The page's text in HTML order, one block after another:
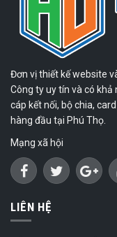
Đơn vị thiết kế website
Công ty uy tín và có
cáp kết nối, bộ chia,
hàng đầu tại Phú Thọ.
Mạng xã hội
LIÊN HỆ